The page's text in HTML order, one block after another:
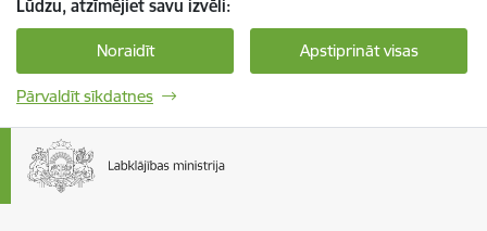
Lūdzu, atzīmējiet savu izvēli:
Noraidīt Apstiprināt visas
Pārvaldīt sīkdatnes